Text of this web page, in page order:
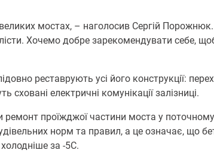
мостах, – наголосив Сергій
Хочемо добре зарекомендувати себе,
реставрують усі його конструкції:
електричні комунікації залізниці.
проїжджої частини моста у
норм та правил, а це означає, що
за -5С.